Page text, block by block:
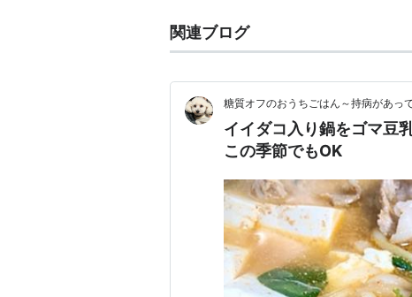
関連ブログ
糖質オフのおうちごはん～持病があっ
イイダコ入り鍋をゴマ豆
この季節でもOK